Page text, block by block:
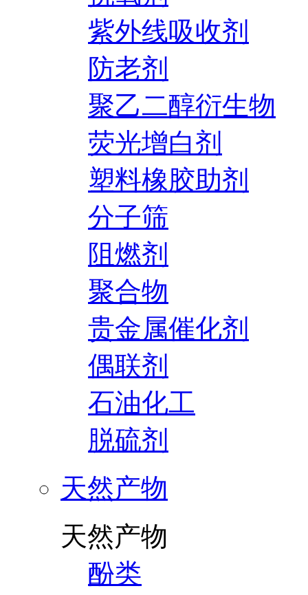
紫外线吸收剂
防老剂
聚乙二醇衍生物
荧光增白剂
塑料橡胶助剂
分子筛
阻燃剂
聚合物
贵金属催化剂
偶联剂
石油化工
脱硫剂
天然产物
天然产物
酚类